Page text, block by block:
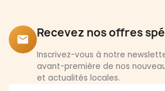
email Recevez nos offres
Inscrivez-vous à notre
avant-première de nos
et actualités locales.